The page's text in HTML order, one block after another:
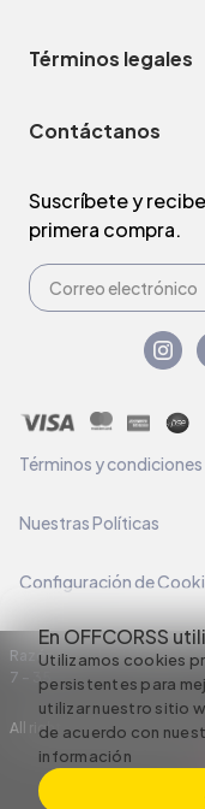
En OFFCORSS
Utilizamos cookies
persistentes para
utilizar nuestro sitio
de acuerdo con
información
Términos legales
Contáctanos
Suscríbete y
primera compra.
Términos y condiciones
Nuestras Políticas
Configuración de
Razón Social: C.I
7 – 35
All rights reserved